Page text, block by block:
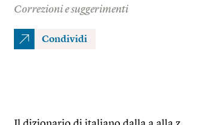
Correzioni e suggerimenti
Condividi